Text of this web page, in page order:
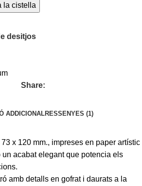
la cistella
desitjos
Share:
ADDICIONALRESSENYES (1)
x 120 mm., impreses en paper artístic
un acabat elegant que potencia els
amb detalls en gofrat i daurats a la